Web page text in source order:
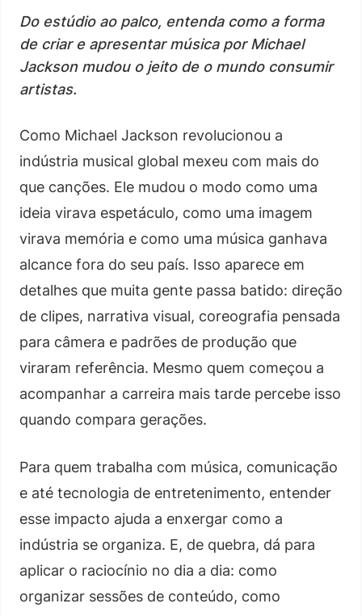
Do estúdio ao palco, entenda como a forma
de criar e apresentar música por Michael
Jackson mudou o jeito de o mundo consumir
artistas.
Como Michael Jackson revolucionou a
indústria musical global mexeu com mais do
que canções. Ele mudou o modo como uma
ideia virava espetáculo, como uma imagem
virava memória e como uma música ganhava
alcance fora do seu país. Isso aparece em
detalhes que muita gente passa batido: direção
de clipes, narrativa visual, coreografia pensada
para câmera e padrões de produção que
viraram referência. Mesmo quem começou a
acompanhar a carreira mais tarde percebe isso
quando compara gerações.
Para quem trabalha com música, comunicação
e até tecnologia de entretenimento, entender
esse impacto ajuda a enxergar como a
indústria se organiza. E, de quebra, dá para
aplicar o raciocínio no dia a dia: como
organizar sessões de conteúdo, como